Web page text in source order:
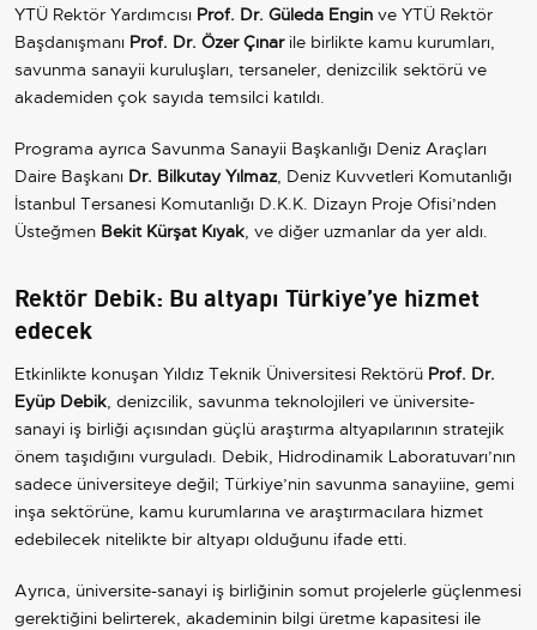
YTÜ Rektör Yardımcısı Prof. Dr. Güleda Engin ve YTÜ Rektör
Başdanışmanı Prof. Dr. Özer Çınarile birlikte kamu kurumları,
savunma sanayii kuruluşları, tersaneler, denizcilik sektörü ve
akademiden çok sayıda temsilci katıldı.
Programa ayrıca Savunma Sanayii Başkanlığı Deniz Araçları
Daire Başkanı Dr. Bilkutay Yılmaz, Deniz Kuvvetleri Komutanlığı
İstanbul Tersanesi Komutanlığı D.K.K. Dizayn Proje Ofisi’nden
Üsteğmen Bekit Kürşat Kıyak, ve diğer uzmanlar da yer aldı.
Rektör Debik: Bu altyapı Türkiye’ye hizmet
edecek
Etkinlikte konuşan Yıldız Teknik Üniversitesi Rektörü Prof. Dr.
Eyüp Debik , denizcilik, savunma teknolojileri ve üniversite-
sanayi iş birliği açısından güçlü araştırma altyapılarının stratejik
önem taşıdığını vurguladı. Debik, Hidrodinamik Laboratuvarı’nın
sadece üniversiteye değil; Türkiye’nin savunma sanayiine, gemi
inşa sektörüne, kamu kurumlarına ve araştırmacılara hizmet
edebilecek nitelikte bir altyapı olduğunu ifade etti.
Ayrıca, üniversite-sanayi iş birliğinin somut projelerle güçlenmesi
gerektiğini belirterek, akademinin bilgi üretme kapasitesi ile